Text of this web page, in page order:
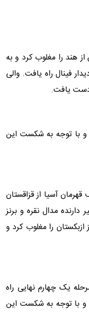
در دور نخست، در دور دوم با نتیجه 10 بر صفر آنکوش از هند را مغلوب کرد و به
شکست داد و به دیدار فینال راه یافت. والی
از قرقیزستان شد و با توجه به شکست این
اول، در دور دوم با نتیجه 10 بر 3 سنجر دوسجانوف قهرمان آسیا از قزاقستان
نتیجه 5 بر 1 مقابل تولگا تومور اوچیر دارنده مدال نقره و برنز
10 بر صفر شهزادبک یاراشیف از ازبکستان را مغلوب کرد و
را مغلوب کرد و به مرحله یک چهارم نهایی راه
شد و با توجه به شکست این